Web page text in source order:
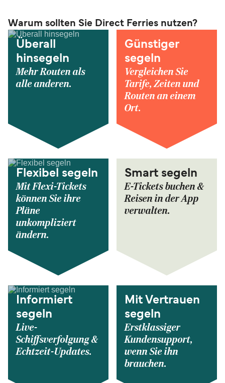
Warum sollten Sie Direct Ferries nutzen?
Überall
hinsegeln
Mehr Routen als
alle anderen.
Günstiger
segeln
Vergleichen Sie
Tarife, Zeiten und
Routen an einem
Ort.
Flexibel segeln
Mit Flexi-Tickets
können Sie ihre
Pläne
unkompliziert
ändern.
Smart segeln
E-Tickets buchen &
Reisen in der App
verwalten.
Informiert
segeln
Live-
Schiffsverfolgung &
Echtzeit-Updates.
Mit Vertrauen
segeln
Erstklassiger
Kundensupport,
wenn Sie ihn
brauchen.